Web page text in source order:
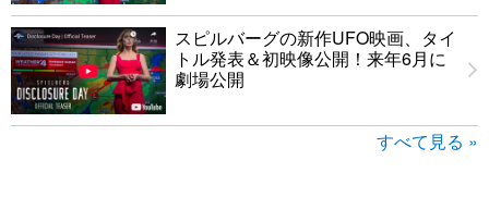
スピルバーグの新作UFO映画、タイ
トル発表＆初映像公開！来年6月に
劇場公開
すべて見る »